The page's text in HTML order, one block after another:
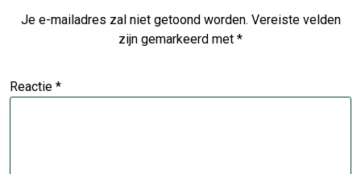
Je e-mailadres zal niet getoond worden. Vereiste velden
zijn gemarkeerd met *
Reactie *